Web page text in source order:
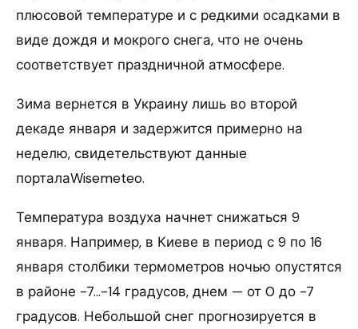
плюсовой температуре и с редкими осадками в
виде дождя и мокрого снега, что не очень
соответствует праздничной атмосфере.
Зима вернется в Украину лишь во второй
декаде января и задержится примерно на
неделю, свидетельствуют данные
порталаWisemeteo.
Температура воздуха начнет снижаться 9
января. Например, в Киеве в период с 9 по 16
января столбики термометров ночью опустятся
в районе -7…-14 градусов, днем — от 0 до -7
градусов. Небольшой снег прогнозируется в